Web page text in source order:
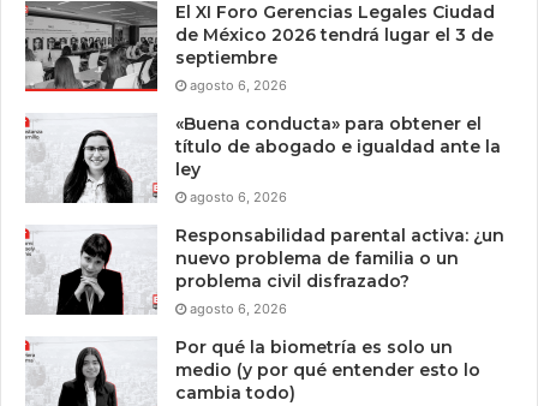
El XI Foro Gerencias Legales Ciudad
de México 2026 tendrá lugar el 3 de
septiembre
agosto 6, 2026
«Buena conducta» para obtener el
título de abogado e igualdad ante la
ley
agosto 6, 2026
Responsabilidad parental activa: ¿un
nuevo problema de familia o un
problema civil disfrazado?
agosto 6, 2026
Por qué la biometría es solo un
medio (y por qué entender esto lo
cambia todo)